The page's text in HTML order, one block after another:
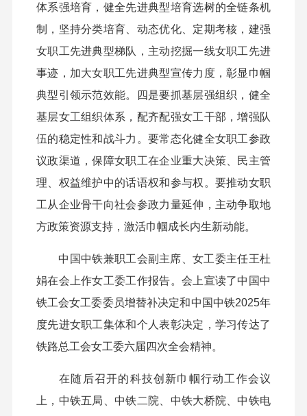
体系强培育，健全先进典型培育选树的全链条机
制，坚持分类培育、动态优化、定期考核，建强
女职工先进典型梯队，主动挖掘一线女职工先进
事迹，加大女职工先进典型宣传力度，彰显巾帼
典型引领示范效能。四是要抓基层强组织，健全
基层女工组织体系，配齐配强女工干部，增强队
伍的稳定性和战斗力。要常态化健全女职工参政
议政渠道，保障女职工在企业重大决策、民主管
理、权益维护中的话语权和参与权。要推动女职
工从企业骨干向社会参政力量延伸，主动争取地
方政策资源支持，激活巾帼成长内生新动能。
中国中铁兼职工会副主席、女工委主任王杜
娟在会上作女工委工作报告。会上宣读了中国中
铁工会女工委委员增替补决定和中国中铁2025年
度先进女职工集体和个人表彰决定，学习传达了
铁路总工会女工委六届四次全会精神。
在随后召开的科技创新巾帼行动工作会议
上，中铁五局、中铁二院、中铁大桥院、中铁电